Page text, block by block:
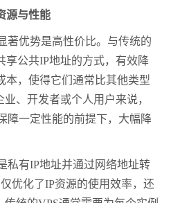
与性能
优势是高性价比。与传统的
享公共IP地址的方式，有效降
本，使得它们通常比其他类型
、开发者或个人用户来说，
障一定性能的前提下，大幅降
有IP地址并通过网络地址转
优化了IP资源的使用效率，还